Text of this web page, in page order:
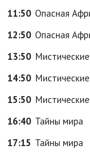
11:50 Опасная
12:50 Опасная
13:50
14:50
15:50
16:40 Тайны мира
17:15 Тайны мира